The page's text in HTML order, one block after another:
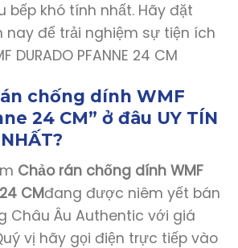
bếp khó tính nhất. Hãy đặt
để trải nghiệm sự tiện ích
DURADO PFANNE 24 CM
chống dính WMF
24 CM” ở đâu UY TÍN
Chảo rán chống dính WMF
CMđang được niêm yết bán
Châu Âu Authentic với giá
vị hãy gọi điện trực tiếp vào